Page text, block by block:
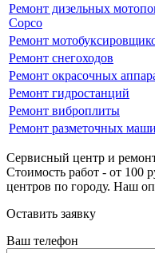
Ремонт дизельных
Copco
Ремонт
Ремонт снегоходов
Ремонт окрасочных
Ремонт гидростанций
Ремонт виброплиты
Ремонт разметочных
Сервисный центр и
Стоимость работ - от 100
центров по городу. Наш
Оставить заявку
Ваш телефон